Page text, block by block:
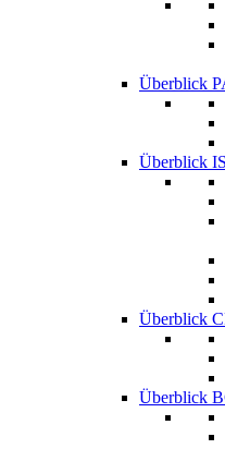
Überblick
Überblick
Überblick
Überblick